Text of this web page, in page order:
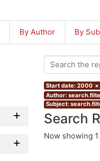
By Author By
Start date: 2000 ×
Author:
Subject:
Search
Now showing